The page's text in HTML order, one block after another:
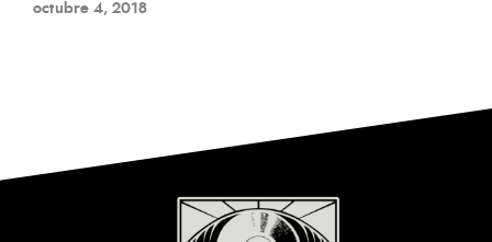
octubre 4, 2018